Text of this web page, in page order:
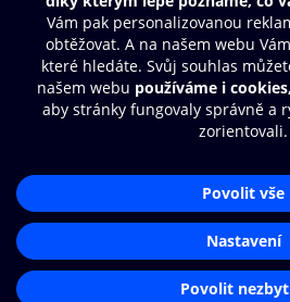
Další zábava
© O2 Czech Republic a.s.
Přístupnost
Zásady zpracování osobních údajů
Nastavení cookies
Čti a
audioknihy